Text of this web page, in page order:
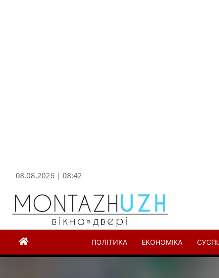
08.08.2026 | 08:42
ПОЛІТИКА ЕКОНОМІКА